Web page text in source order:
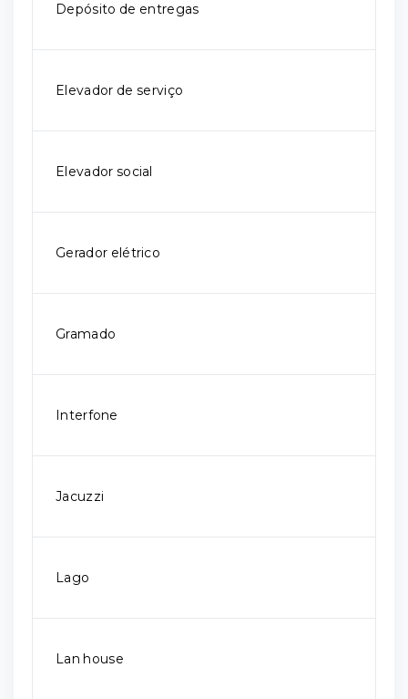
Depósito de entregas
Elevador de serviço
Elevador social
Gerador elétrico
Gramado
Interfone
Jacuzzi
Lago
Lan house